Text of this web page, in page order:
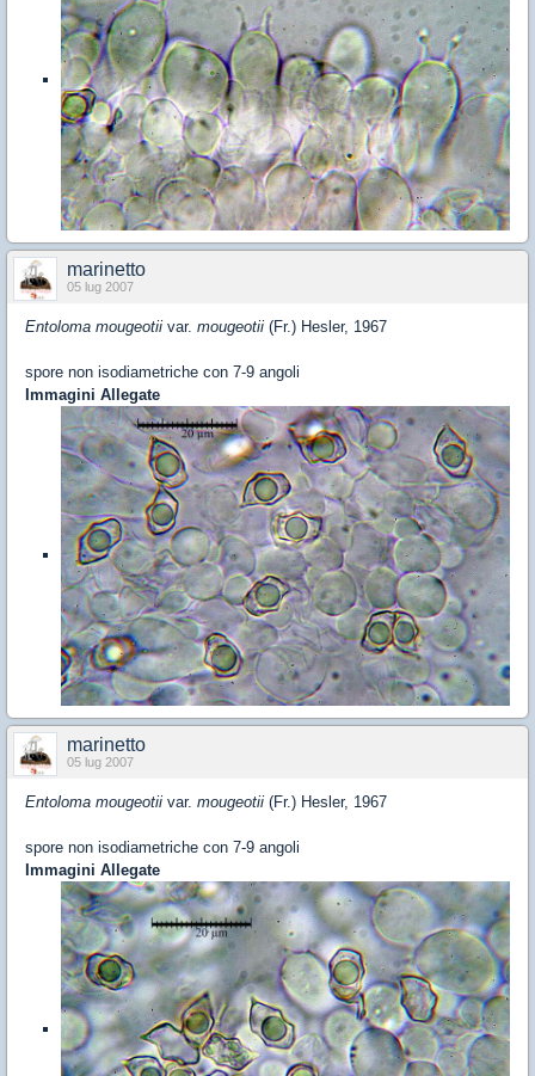
marinetto
05 lug 2007
Entoloma mougeotii var. mougeotii (Fr.) Hesler, 1967
spore non isodiametriche con 7-9 angoli
Immagini Allegate
marinetto
05 lug 2007
Entoloma mougeotii var. mougeotii (Fr.) Hesler, 1967
spore non isodiametriche con 7-9 angoli
Immagini Allegate